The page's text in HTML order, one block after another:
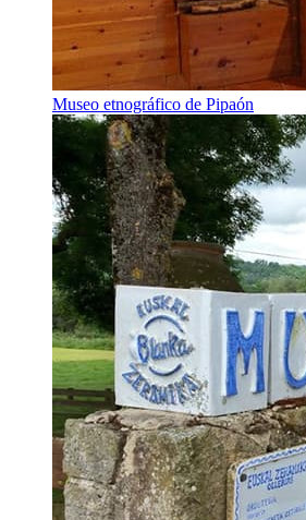
Museo etnográfico de Pipaón